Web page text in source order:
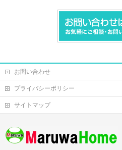
お問い合わせ
プライバシーポリシー
サイトマップ